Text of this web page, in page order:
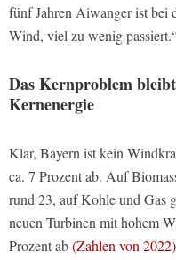
fünf Jahren Aiwanger ist bei
Wind, viel zu wenig
Das Kernproblem
Kernenergie
Klar, Bayern ist kein
ca. 7 Prozent ab. Auf
rund 23, auf Kohle und Gas
neuen Turbinen mit hohem
Prozent ab(Zahlen von